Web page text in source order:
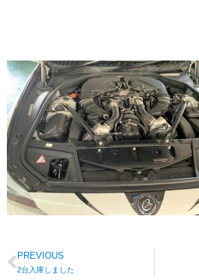
PREVIOUS
2台入庫しました